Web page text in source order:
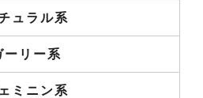
ュラル系
ーリー系
ミニン系